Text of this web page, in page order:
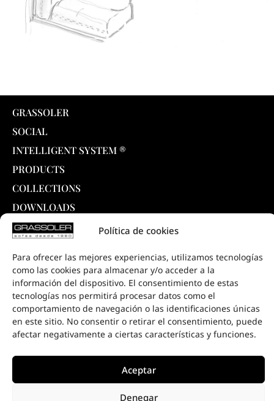
Política de cookies
Para ofrecer las mejores experiencias, utilizamos tecnologías
como las cookies para almacenar y/o acceder a la
información del dispositivo. El consentimiento de estas
tecnologías nos permitirá procesar datos como el
comportamiento de navegación o las identificaciones únicas
en este sitio. No consentir o retirar el consentimiento, puede
afectar negativamente a ciertas características y funciones.
Aceptar
Denegar
2D - 3D
GRASSOLER
SOCIAL
INTELLIGENT SYSTEM ®
PRODUCTS
COLLECTIONS
DOWNLOADS
PROJECTS
CONTACT